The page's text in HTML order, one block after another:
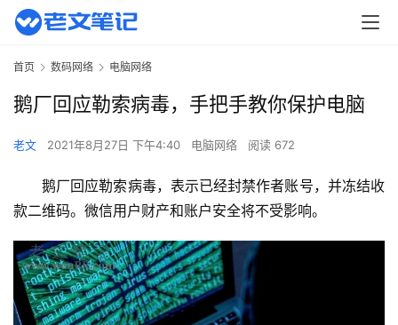
首页 数码网络 电脑网络
鹅厂回应勒索病毒，手把手教你保护电脑
老文 2021年8月27日 下午4:40 电脑网络 阅读 672
鹅厂回应勒索病毒，表示已经封禁作者账号，并冻结收
款二维码。微信用户财产和账户安全将不受影响。